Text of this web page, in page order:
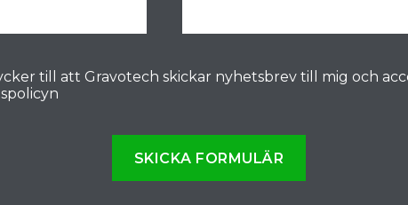
till att Gravotech skickar nyhetsbrev till mig och
SKICKA FORMULÄR